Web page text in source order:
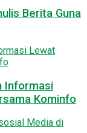
Berita Guna
Informasi
Kominfo